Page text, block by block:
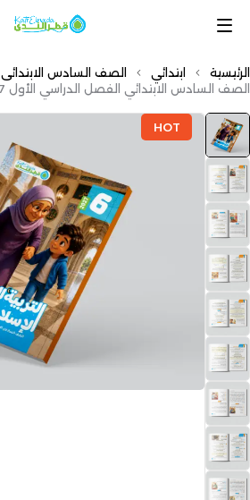
الرئيسية ابتدائي الصف السادس الابتدائى
الصف السادس الابتدائي الفصل الدراسي الأول 2027
HOT